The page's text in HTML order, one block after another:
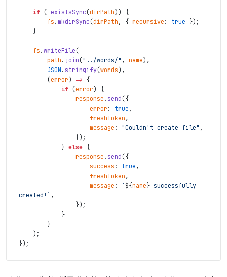
if ( ! existsSync(dirPath) )
{
fs . mkdirSync(dirPath , { recursive : true }) ;
}
fs . writeFile(
path . join("../words/" , name) ,
JSON . stringify(words) ,
(error) => {
if (error)
{
response . send({
error : true ,
freshToken ,
message : "Couldn't create file" ,
}) ;
} else {
response . send({
success : true ,
freshToken ,
message : ` ${name } successfully
created!` ,
}) ;
}
}
) ;
}) ;